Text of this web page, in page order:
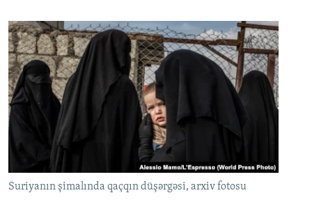
Suriyanın şimalında qaçqın düşərgəsi, arxiv fotosu